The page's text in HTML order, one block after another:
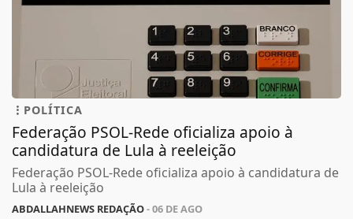
POLÍTICA
Federação PSOL-Rede oficializa apoio à
candidatura de Lula à reeleição
Federação PSOL-Rede oficializa apoio à candidatura de
Lula à reeleição
ABDALLAHNEWS REDAÇÃO- 06 DE AGO